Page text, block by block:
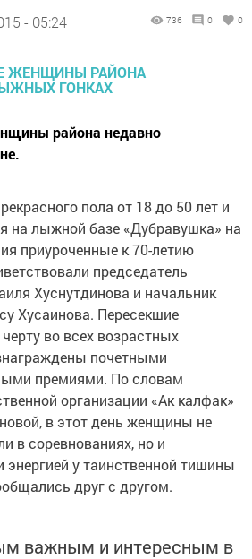
- 05:24 736 0 0
района недавно
пола от 18 до 50 лет и
на лыжной базе «Дубравушка» на
приуроченные к 70-летию
председатель
Хуснутдинова и начальник
Хусаинова. Пересекшие
во всех возрастных
почетными
премиями. По словам
организации «Ак калфак»
в этот день женщины не
в соревнованиях, но и
энергией у таинственной тишины
друг с другом.
важным и интересным в